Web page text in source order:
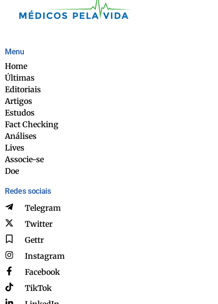
Menu
Home
Últimas
Editoriais
Artigos
Estudos
Fact Checking
Análises
Lives
Associe-se
Doe
Redes sociais
Telegram
Twitter
Gettr
Instagram
Facebook
TikTok